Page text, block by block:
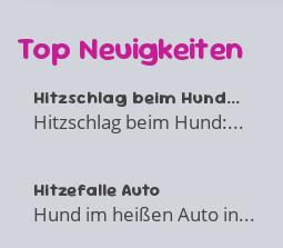
Top Neuigkeiten
Hitzschlag beim Hund...
Hitzschlag beim Hund:...
Hitzefalle Auto
Hund im heißen Auto in...